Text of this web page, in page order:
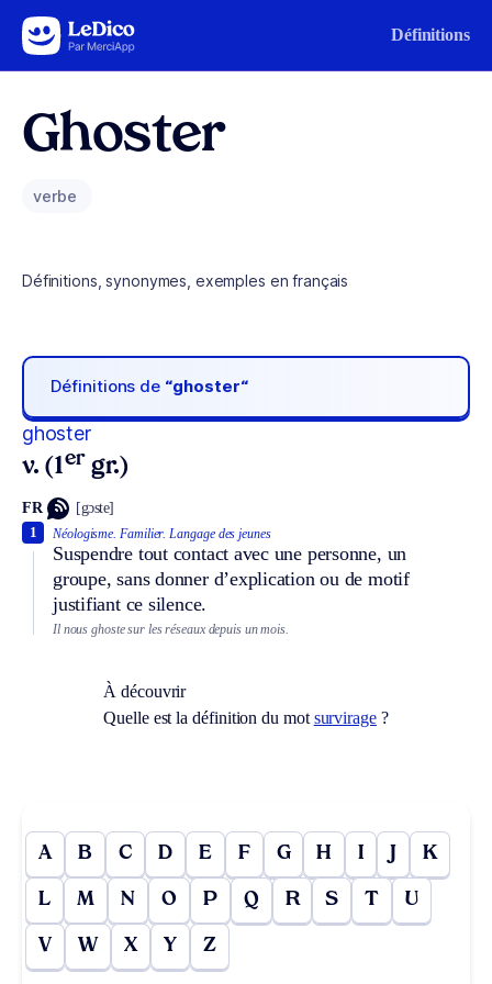
Aller au contenu Définitions
Ghoster
verbe
Définitions, synonymes, exemples en français
Définitions de “ghoster“
ghoster
v. (1er gr.)
FR [gɔste]
Néologisme. Familier. Langage des jeunes
Suspendre tout contact avec une personne, un
groupe, sans donner d’explication ou de motif
justifiant ce silence.
1
Il nous ghoste sur les réseaux depuis un mois.
À découvrir
Quelle est la définition du motsurvirage?
A B C D E F G H I J K
L M N O P Q R S T U
V W X Y Z